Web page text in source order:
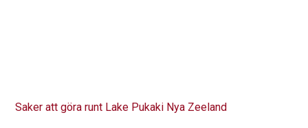
Saker att göra runt Lake Pukaki Nya Zeeland